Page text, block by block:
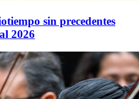
sin precedentes
2026